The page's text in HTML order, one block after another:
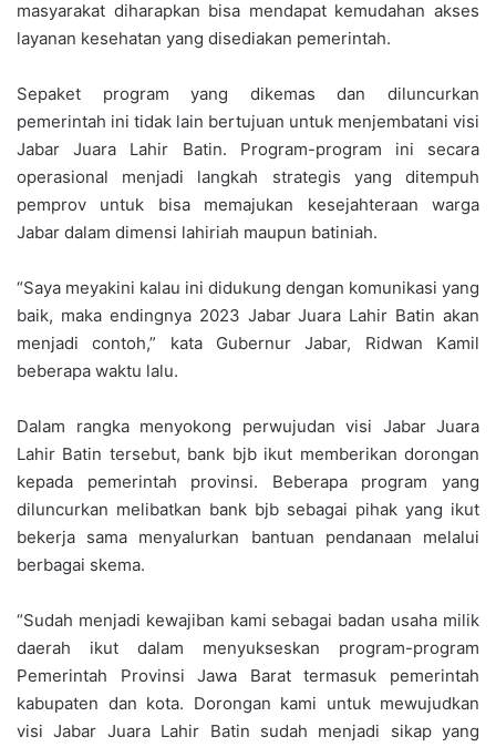
masyarakat diharapkan bisa mendapat kemudahan akses
layanan kesehatan yang disediakan pemerintah.
Sepaket program yang dikemas dan diluncurkan
pemerintah ini tidak lain bertujuan untuk menjembatani visi
Jabar Juara Lahir Batin. Program-program ini secara
operasional menjadi langkah strategis yang ditempuh
pemprov untuk bisa memajukan kesejahteraan warga
Jabar dalam dimensi lahiriah maupun batiniah.
“Saya meyakini kalau ini didukung dengan komunikasi yang
baik, maka endingnya 2023 Jabar Juara Lahir Batin akan
menjadi contoh,” kata Gubernur Jabar, Ridwan Kamil
beberapa waktu lalu.
Dalam rangka menyokong perwujudan visi Jabar Juara
Lahir Batin tersebut, bank bjb ikut memberikan dorongan
kepada pemerintah provinsi. Beberapa program yang
diluncurkan melibatkan bank bjb sebagai pihak yang ikut
bekerja sama menyalurkan bantuan pendanaan melalui
berbagai skema.
“Sudah menjadi kewajiban kami sebagai badan usaha milik
daerah ikut dalam menyukseskan program-program
Pemerintah Provinsi Jawa Barat termasuk pemerintah
kabupaten dan kota. Dorongan kami untuk mewujudkan
visi Jabar Juara Lahir Batin sudah menjadi sikap yang